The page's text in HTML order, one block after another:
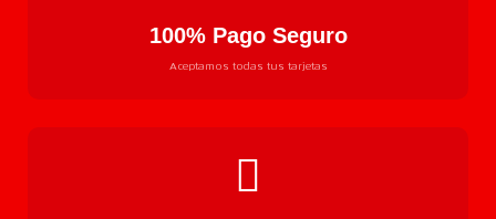
100% Pago Seguro
Aceptamos todas tus tarjetas